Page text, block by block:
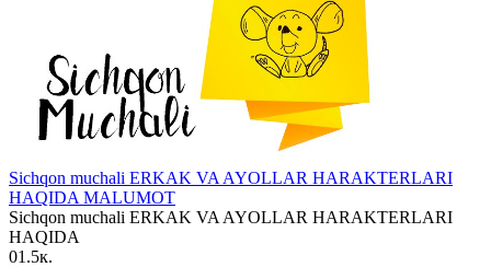
Sichqon muchali ERKAK VA AYOLLAR HARAKTERLARI
HAQIDA MALUMOT
Sichqon muchali ERKAK VA AYOLLAR HARAKTERLARI
HAQIDA
01.5к.